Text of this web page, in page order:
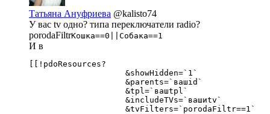
Татьяна Ануфриева @kalisto74
У вас tv одно? типа переключатели radio?
porodaFiltrКошка==0||Собака==1
И в
[[!pdoResources?
                    &showHidden=`1`
                    &parents=`вашid`
                    &tpl=`вашtpl`
                    &includeTVs=`вашиtv`
                    &tvFilters=`porodaFiltr==1`